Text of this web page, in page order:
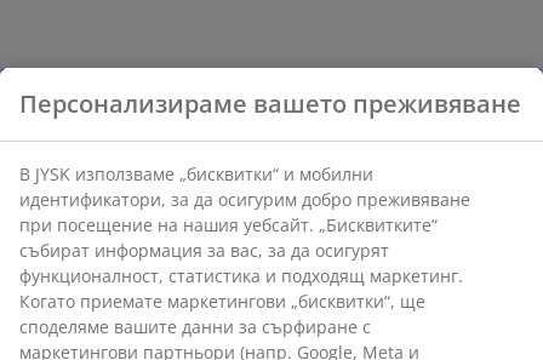
Персонализираме вашето преживяване
В JYSK използваме „бисквитки“ и мобилни
идентификатори, за да осигурим добро преживяване
при посещение на нашия уебсайт. „Бисквитките“
събират информация за вас, за да осигурят
функционалност, статистика и подходящ маркетинг.
Когато приемате маркетингови „бисквитки“, ще
споделяме вашите данни за сърфиране с
маркетингови партньори (напр. Google, Meta и